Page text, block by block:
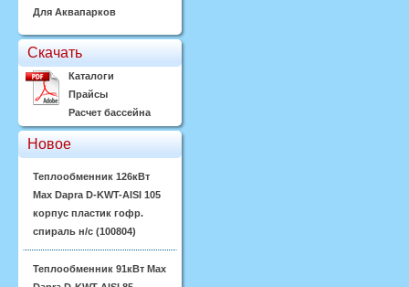
Для Аквапарков
Скачать
Каталоги
Прайсы
Расчет бассейна
Новое
Теплообменник 126кВт
Max Dapra D-KWT-AISI 105
корпус пластик гофр.
спираль н/с (100804)
Теплообменник 91кВт Max